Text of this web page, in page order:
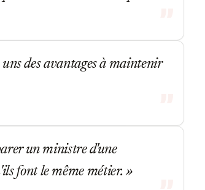
des avantages à maintenir
un ministre d'une
font le même métier.